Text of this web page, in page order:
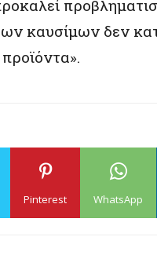
καυσίμων δεν
Pinterest WhatsApp